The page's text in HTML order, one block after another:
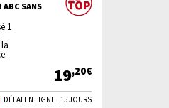
ABC SANS
1
19,20€
DÉLAI EN LIGNE : 15 JOURS